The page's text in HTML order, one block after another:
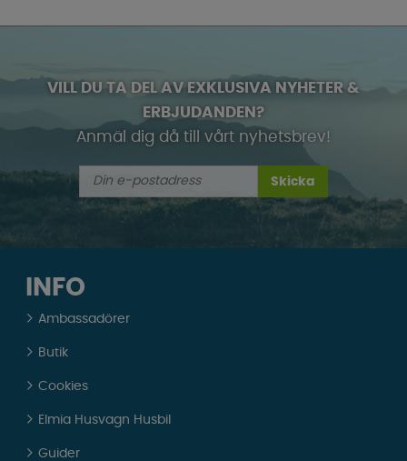
VILL DU TA DEL AV EXKLUSIVA NYHETER &
ERBJUDANDEN?
Anmäl dig då till vårt nyhetsbrev!
Skicka
INFO
Ambassadörer
Butik
Cookies
Elmia Husvagn Husbil
Guider